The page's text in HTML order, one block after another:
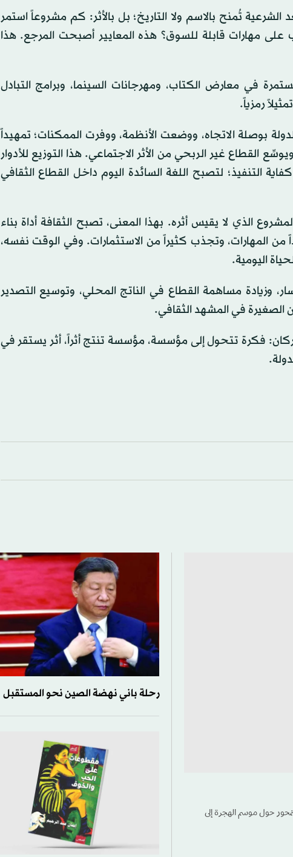
تُمنح بالاسم ولا التاريخ؛ بل بالأثر: كم مشروعاً استمر
على مهارات قابلة للسوق؟ هذه المعايير أصبحت المرجع. هذا
في معارض الكتاب، ومهرجانات السينما، وبرامج التبادل
رمزياً.
بوصلة الاتجاه، ووضعت الأنظمة، ووفرت الممكنات؛ تمهيداً
القطاع غير الربحي من الأثر الاجتماعي. هذا التوزيع للأدوار
التنفيذ؛ لتصبح اللغة السائدة اليوم داخل القطاع الثقافي
الذي لا يقيس أثره. بهذا المعنى، تصبح الثقافة أداة بناء
المهارات، وتجذب كثيراً من الاستثمارات. وفي الوقت نفسه،
اليومية.
وزيادة مساهمة القطاع في الناتج المحلي، وتوسيع التصدير
الصغيرة في المشهد الثقافي.
فكرة تتحول إلى مؤسسة، مؤسسة تنتج أثراً، أثر يستقر في
حول موسم الهجرة إلى
رحلة باني نهضة الصين نحو المستقبل